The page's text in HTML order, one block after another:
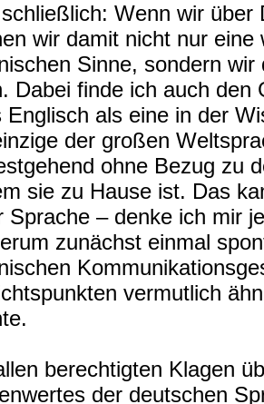
Wenn wir
wir damit nicht nur
Sinne, sondern
Dabei finde ich auch den
Englisch als eine in der
der großen
ohne Bezug zu
sie zu Hause ist. Das
Sprache – denke ich mir
zunächst einmal
vermutlich
berechtigten Klagen
der deutschen